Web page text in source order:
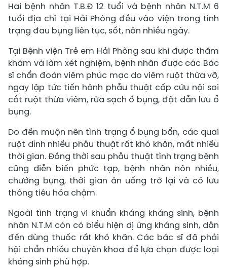
Hai bệnh nhân T.B.Đ 12 tuổi và bệnh nhân N.T.M 6
tuổi địa chỉ tại Hải Phòng đều vào viện trong tình
trạng đau bụng liên tục, sốt, nôn nhiều ngày.
Tại Bệnh viện Trẻ em Hải Phòng sau khi được thăm
khám và làm xét nghiệm, bệnh nhân được các Bác
sĩ chẩn đoán viêm phúc mạc do viêm ruột thừa vỡ,
ngay lập tức tiến hành phẫu thuật cấp cứu nội soi
cắt ruột thừa viêm, rửa sạch ổ bụng, đặt dẫn lưu ổ
bụng.
Do đến muộn nên tình trạng ổ bụng bẩn, các quai
ruột dính nhiều phẫu thuật rất khó khăn, mất nhiều
thời gian. Đồng thời sau phẫu thuật tình trạng bệnh
cũng diễn biến phức tạp, bệnh nhân nôn nhiều,
chướng bụng, thời gian ăn uống trở lại và có lưu
thông tiêu hóa chậm.
Ngoài tình trạng vi khuẩn kháng kháng sinh, bệnh
nhân N.T.M còn có biểu hiện dị ứng kháng sinh, dẫn
đến dùng thuốc rất khó khăn. Các bác sĩ đã phải
hội chẩn nhiều chuyên khoa để lựa chọn được loại
kháng sinh phù hợp.